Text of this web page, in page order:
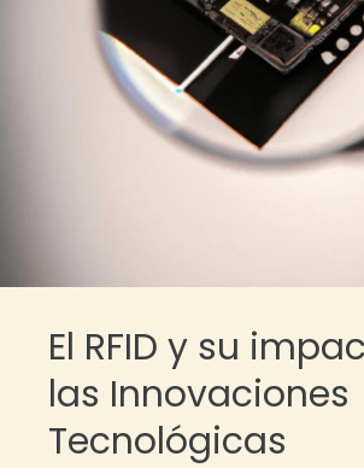
El RFID y su
las Innovaciones
Tecnológicas